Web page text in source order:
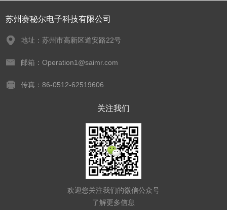
苏州赛秘尔电子科技有限公司
地址：苏州市高新区道安路22号
邮箱：Operation1@saimr.com
传真：86-0512-62519606
关注我们
欢迎您关注我们的微信公众号
了解更多信息